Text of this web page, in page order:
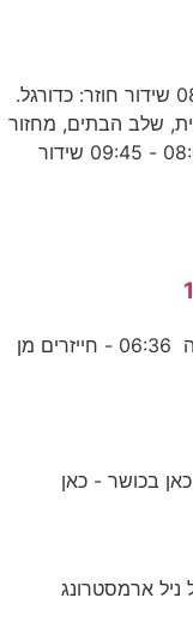
לאומית: מ. יפו - מ.ס. אשדוד 06:20 - 08:05 שידור חוזר: כדורגל.
שלב הבתים, מחזור
06:16 - דולב: דביר ולהב מחקלאות לתעשיה 06:36 - חייזרים מן
- הקלטות של ניל ארמסטרונג